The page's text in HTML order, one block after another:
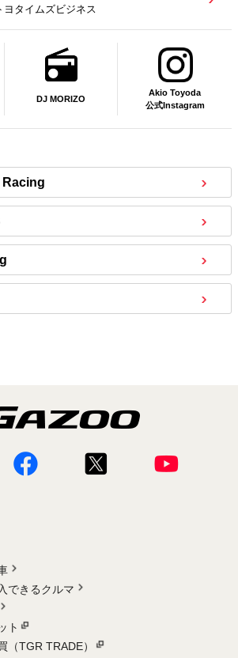
表元監督｜トヨタイムズニュース
DJ MORIZO
Akio Toyoda
公式Instagram
Racing
できるクルマ
ト
（TGR TRADE）